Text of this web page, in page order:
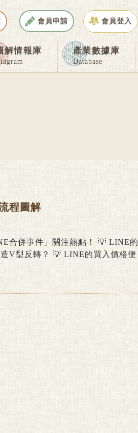
會員申請 會員登入
解情報庫 產業數據庫
Database
程圖解
合併事件」關注熱點！ 💡 LINE的
V型反轉？ 💡 LINE的買入價格便